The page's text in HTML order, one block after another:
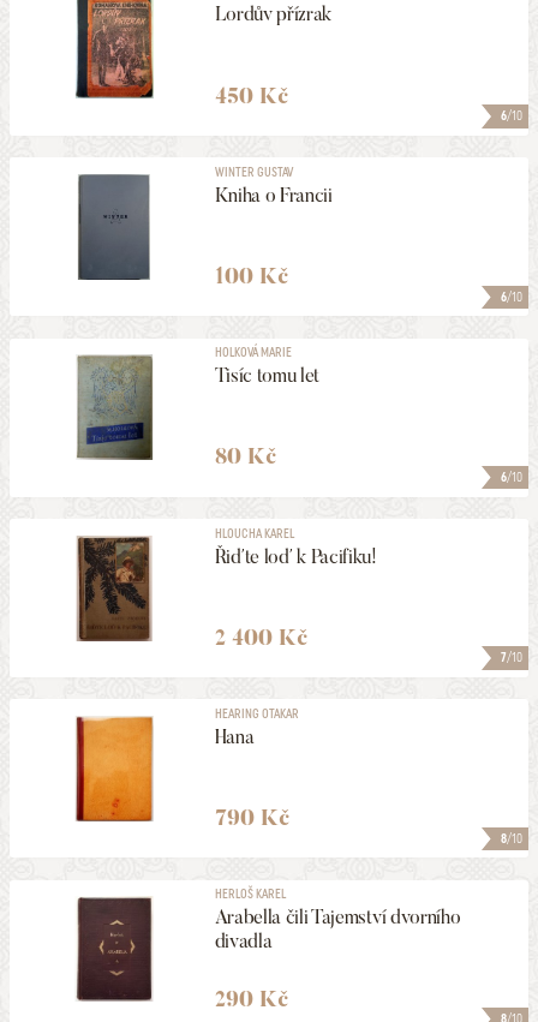
6/10
Lordův přízrak
450 Kč
6/10
WINTER GUSTAV
Kniha o Francii
100 Kč
6/10
HOLKOVÁ MARIE
Tisíc tomu let
80 Kč
7/10
HLOUCHA KAREL
Řiďte loď k Pacifiku!
2 400 Kč
8/10
HEARING OTAKAR
Hana
790 Kč
8/10
HERLOŠ KAREL
Arabella čili Tajemství dvorního
divadla
290 Kč